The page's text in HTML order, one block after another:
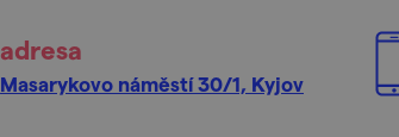
adresa
Masarykovo náměstí 30/1, Kyjov